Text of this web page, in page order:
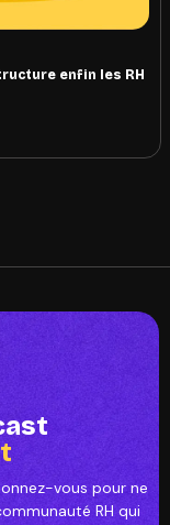
enfin les RH
vous pour ne
RH qui